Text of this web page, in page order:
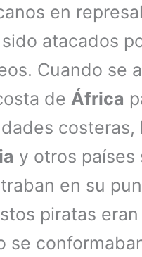
en
atacados
Cuando se
de África
costeras,
y otros países
en su
piratas
se